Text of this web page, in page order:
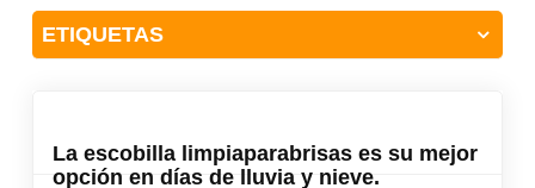
ETIQUETAS
La escobilla limpiaparabrisas es su mejor
opción en días de lluvia y nieve.